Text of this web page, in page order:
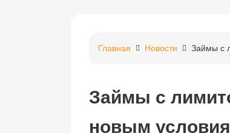
Главная Новости Займы с
Займы с
новым